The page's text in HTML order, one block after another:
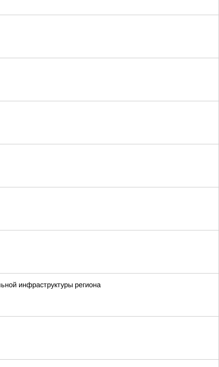
инфраструктуры региона